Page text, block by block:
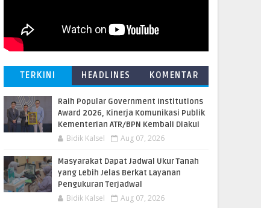
TERKINI HEADLINES KOMENTAR
Raih Popular Government Institutions
Award 2026, Kinerja Komunikasi Publik
Kementerian ATR/BPN Kembali Diakui
Bidik Kalsel Aug 07, 2026
Masyarakat Dapat Jadwal Ukur Tanah
yang Lebih Jelas Berkat Layanan
Pengukuran Terjadwal
Bidik Kalsel Aug 07, 2026